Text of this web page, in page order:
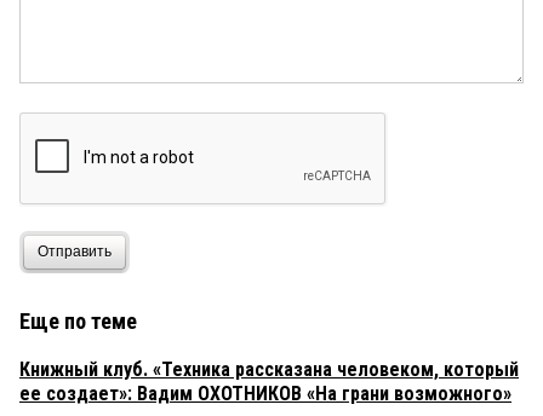
Отправить
Еще по теме
Книжный клуб. «Техника рассказана человеком, который
ее создает»: Вадим ОХОТНИКОВ «На грани возможного»